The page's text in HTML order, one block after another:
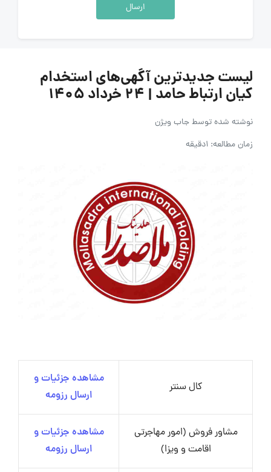
ارسال
لیست جدیدترین آگهی‌های استخدام
کیان ارتباط حامد | ۲۴ خرداد ۱۴۰۵
نوشته شده توسطجاب ویژن
زمان مطالعه: 1دقیقه
کال سنتر
مشاهده جزئیات و
ارسال رزومه
مشاور فروش (امور مهاجرتی
اقامت و ویزا)
مشاهده جزئیات و
ارسال رزومه